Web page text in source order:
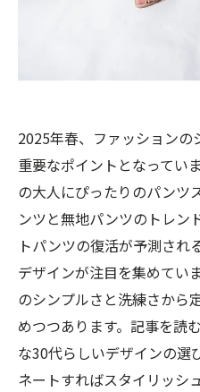
2025年春、ファッション
重要なポイントとなってい
の大人にぴったりのパンツ
ンツと無地パンツのトレン
トパンツの復活が予測され
デザインが注目を集めてい
のシンプルさと洗練さから
めつつあります。記事を読
な30代らしいデザインの選
ネートすればスタイリッシ